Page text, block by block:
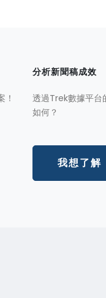
分析新聞稿成效
透過Trek數據平台
如何？
我想了解